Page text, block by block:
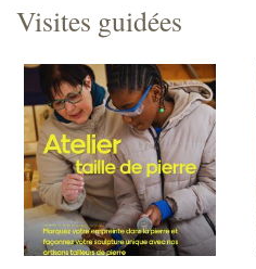
Visites guidées